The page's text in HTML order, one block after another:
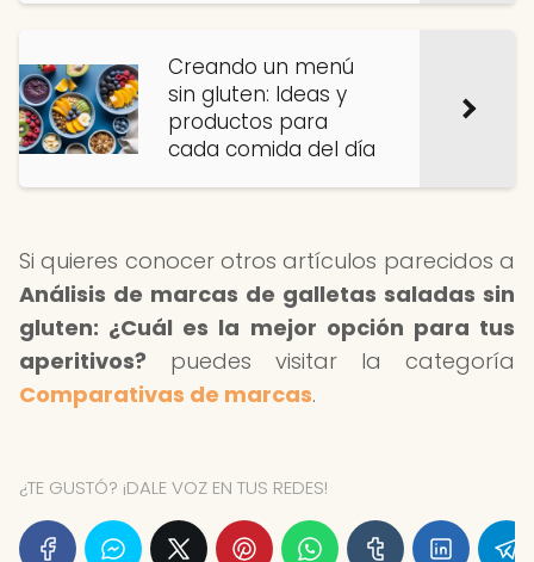
Creando un menú
sin gluten: Ideas y
productos para
cada comida del día
Si quieres conocer otros artículos parecidos a
Análisis de marcas de galletas saladas sin
gluten: ¿Cuál es la mejor opción para tus
aperitivos? puedes visitar la categoría
Comparativas de marcas.
¿TE GUSTÓ? ¡DALE VOZ EN TUS REDES!